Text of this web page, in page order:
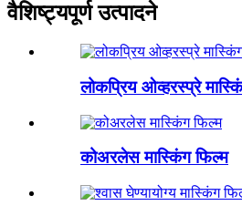
वैशिष्ट्यपूर्ण उत्पादने
लोकप्रिय ओव्हरस्प्रे
कोअरलेस मास्किंग फिल्म